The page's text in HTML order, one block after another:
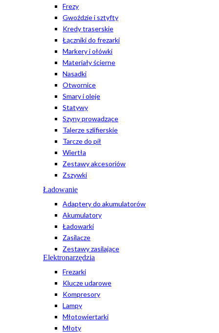
Frezy
Gwoździe i sztyfty
Kredy traserskie
Łączniki do frezarki
Markery i ołówki
Materiały ścierne
Nasadki
Otwornice
Smary i oleje
Statywy
Szyny prowadzące
Talerze szlifierskie
Tarcze do pił
Wiertła
Zestawy akcesoriów
Zszywki
Ładowanie
Adaptery do akumulatorów
Akumulatory
Ładowarki
Zasilacze
Zestawy zasilające
Elektronarzędzia
Frezarki
Klucze udarowe
Kompresory
Lampy
Młotowiertarki
Młoty